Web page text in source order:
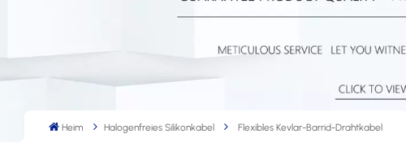
Heim Halogenfreies Silikonkabel Flexibles Kevlar-Barrid-Drahtkabel